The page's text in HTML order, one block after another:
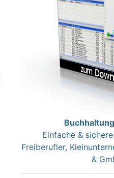
Einfache &
Freiberufler,
&